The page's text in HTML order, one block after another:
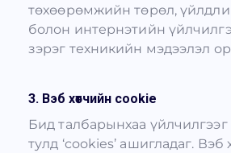
төхөөрөмжийн төрөл,
болон интернэтийн
зэрэг техникийн мэдээлэл
3. Вэб хөтчийн cookie
Бид талбарынхаа
тулд ‘cookies’ ашигладаг. Вэб